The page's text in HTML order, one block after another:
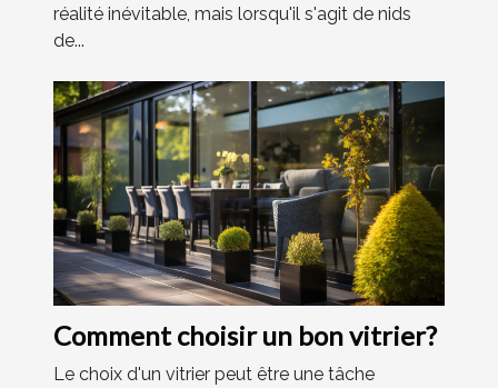
réalité inévitable, mais lorsqu'il s'agit de nids
de...
Comment choisir un bon vitrier?
Le choix d'un vitrier peut être une tâche